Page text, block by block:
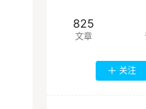
825
文章
关注